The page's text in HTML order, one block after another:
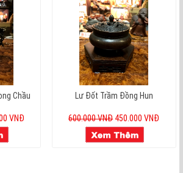
Chầu
VNĐ
Lư Đốt Trầm Đồng Hun
600.000 VNĐ 450.000 VNĐ